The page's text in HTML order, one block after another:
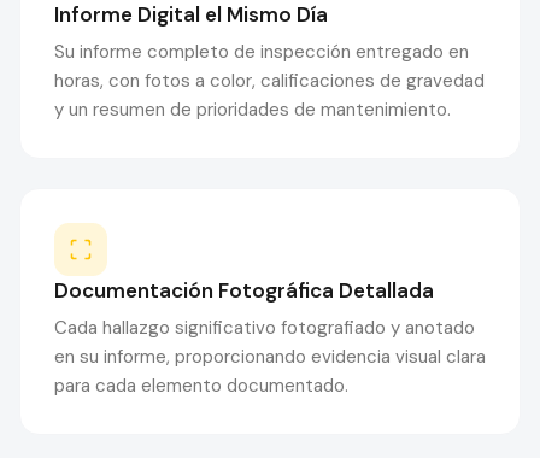
Informe Digital el Mismo Día
Su informe completo de inspección entregado en
horas, con fotos a color, calificaciones de gravedad
y un resumen de prioridades de mantenimiento.
Documentación Fotográfica Detallada
Cada hallazgo significativo fotografiado y anotado
en su informe, proporcionando evidencia visual clara
para cada elemento documentado.